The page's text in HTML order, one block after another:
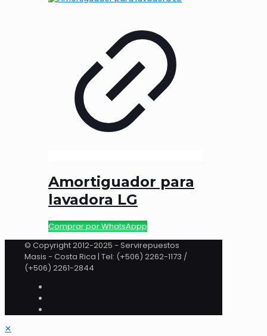
Amortiguador para
lavadora LG
Comprar por WhatsAppp
© Copyright 2012-2025 - Servirepuestos
Masis - Costa Rica | Tel: (+506) 2262-1173 /
(+506) 2261-2844
✕